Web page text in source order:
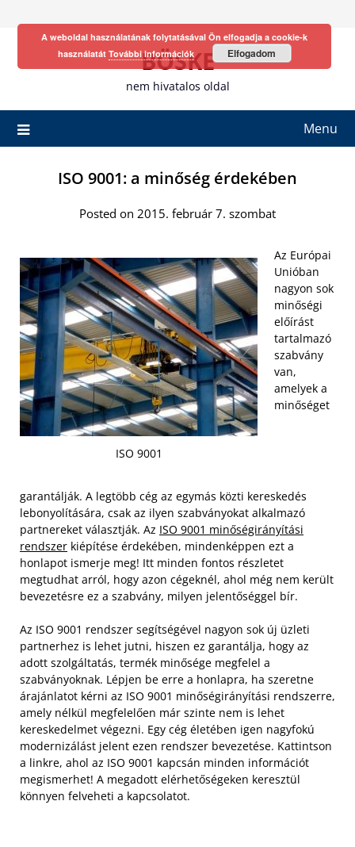
BÖSKE
nem hivatalos oldal
Menu
ISO 9001: a minőség érdekében
Posted on 2015. február 7. szombat
ISO 9001
Az Európai
Unióban
nagyon sok
minőségi
előírást
tartalmazó
szabvány
van,
amelyek a
minőséget
garantálják. A legtöbb cég az egymás közti kereskedés
lebonyolítására, csak az ilyen szabványokat alkalmazó
partnereket választják. Az ISO 9001 minőségirányítási
rendszer kiépítése érdekében, mindenképpen ezt a
honlapot ismerje meg! Itt minden fontos részletet
megtudhat arról, hogy azon cégeknél, ahol még nem került
bevezetésre ez a szabvány, milyen jelentőséggel bír.
Az ISO 9001 rendszer segítségével nagyon sok új üzleti
partnerhez is lehet jutni, hiszen ez garantálja, hogy az
adott szolgáltatás, termék minősége megfelel a
szabványoknak. Lépjen be erre a honlapra, ha szeretne
árajánlatot kérni az ISO 9001 minőségirányítási rendszerre,
amely nélkül megfelelően már szinte nem is lehet
kereskedelmet végezni. Egy cég életében igen nagyfokú
modernizálást jelent ezen rendszer bevezetése. Kattintson
a linkre, ahol az ISO 9001 kapcsán minden információt
megismerhet! A megadott elérhetőségeken keresztül
könnyen felveheti a kapcsolatot.
A weboldal használatának folytatásával Ön elfogadja a cookie-k
használatát További információk Elfogadom